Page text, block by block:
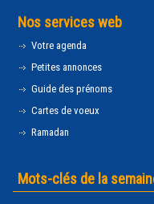
Nos services web
Votre agenda
Petites annonces
Guide des prénoms
Cartes de voeux
Ramadan
Mots-clés de la